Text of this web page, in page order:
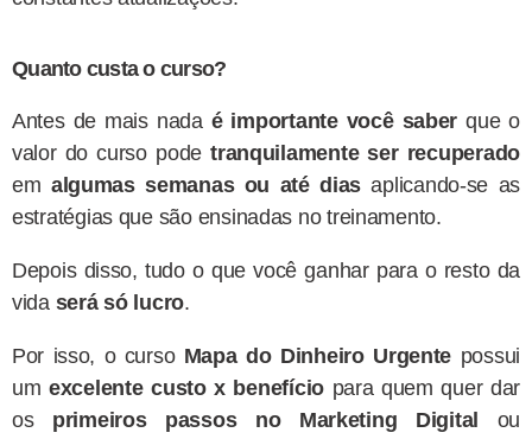
Quanto custa o curso?
Antes de mais nada é importante você saberque o
valor do curso podetranquilamente ser recuperado
em algumas semanas ou até dias aplicando-se as
estratégias que são ensinadas no treinamento.
Depois disso, tudo o que você ganhar para o resto da
vida será só lucro.
Por isso, o curso Mapa do Dinheiro Urgente possui
um excelente custo x benefício para quem quer dar
os primeiros passos no Marketing Digital
ou